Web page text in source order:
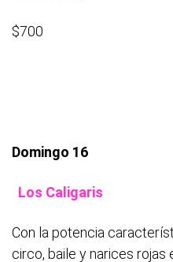
$700
Domingo 16
Los Caligaris
Con la potencia
circo, baile y narices rojas